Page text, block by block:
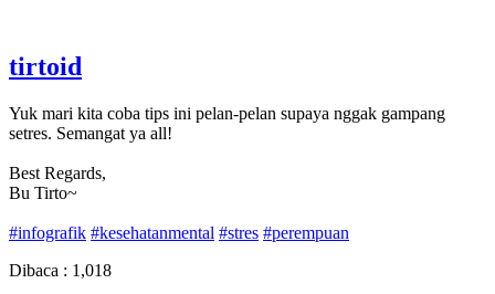
tirtoid
Yuk mari kita coba tips ini pelan-pelan supaya nggak gampang
setres. Semangat ya all!
Best Regards,
Bu Tirto~
#infografik #kesehatanmental #stres #perempuan
Dibaca : 1,018